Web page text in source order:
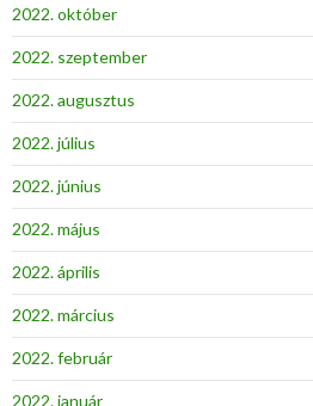
2022. október
2022. szeptember
2022. augusztus
2022. július
2022. június
2022. május
2022. április
2022. március
2022. február
2022. január